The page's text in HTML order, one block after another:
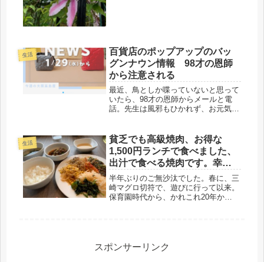
生活
百貨店のポップアップのバッ
グンナウン情報 98才の恩師
から注意される
最近、鳥としか喋っていないと思って
いたら、98才の恩師からメールと電
話。先生は風邪もひかれず、お元気な
か？」「身体に気をつけないといけま
せんよ、無理しないように」色々たく
さ...
生活
貧乏でも高級焼肉、お得な
1,500円ランチで食べました、
出汁で食べる焼肉です。幸せ
です(=ﾟωﾟ)ﾉ
半年ぶりのご無沙汰でした。春に、三
崎マグロ切符で、遊びに行って以来。
保育園時代から、かれこれ20年か
らも...
スポンサーリンク